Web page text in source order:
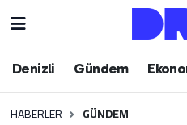
Denizli Gündem
HABERLER GÜNDEM
Denizli
Gündem
Hava Durumu
Trafik Durumu